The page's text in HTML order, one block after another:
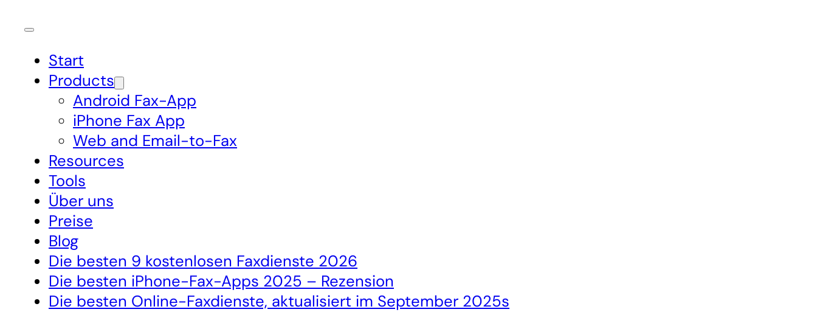
Start
Products
Android Fax-App
iPhone Fax App
Web and Email-to-Fax
Resources
Tools
Über uns
Preise
Blog
Die besten 9 kostenlosen Faxdienste 2026
Die besten iPhone-Fax-Apps 2025 – Rezension
Die besten Online-Faxdienste, aktualisiert im September 2025s